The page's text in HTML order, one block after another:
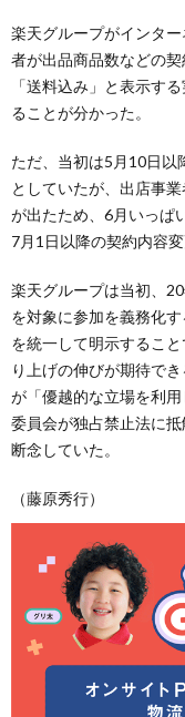
楽天グループがインタ
者が出品商品数などの
「送料込み」と表示す
ることが分かった。
ただ、当初は5月10日以
としていたが、出店事
が出たため、6月いっぱ
7月1日以降の契約内容
楽天グループは当初、
を対象に参加を義務化
を統一して明示するこ
り上げの伸びが期待で
が「優越的な立場を利
委員会が独占禁止法に
断念していた。
（藤原秀行）